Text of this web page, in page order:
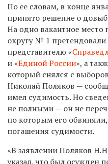
По ее словам, в конце
принято решение о
На одно вакантное
округу № 1
представителю «
и «Единой России», а
который снялся с
Николай Поляков —
имел судимость. Но
не полными — он не
по которым его
погашения судимости.
«В заявлении Поляков
указал, что был осужден